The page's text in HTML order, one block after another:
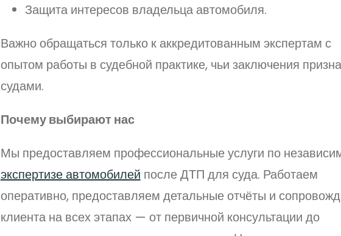
Защита интересов владельца автомобиля.
Важно обращаться только к аккредитованным экспертам с
опытом работы в судебной практике, чьи заключения
судами.
Почему выбирают нас
Мы предоставляем профессиональные услуги по
экспертизе автомобилей после ДТП для суда. Работаем
оперативно, предоставляем детальные отчёты и
клиента на всех этапах — от первичной консультации до